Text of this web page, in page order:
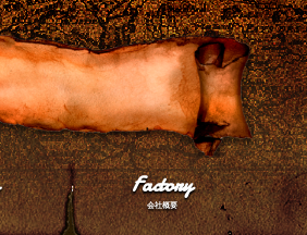
Factory
会社概要